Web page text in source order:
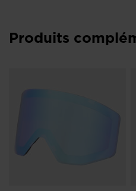
Produits